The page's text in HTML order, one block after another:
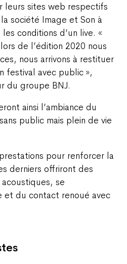
leurs sites web respectifs
société Image et Son à
conditions d’un live. «
de l’édition 2020 nous
nous arrivons à restituer
festival avec public »,
du groupe BNJ.
ainsi l’ambiance du
public mais plein de vie
pour renforcer la
derniers offriront des
se
et du contact renoué avec